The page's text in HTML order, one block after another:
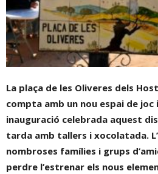
La plaça de les Oliveres dels
compta amb un nou espai de
inauguració celebrada aquest
tarda amb tallers i xocolatada.
nombroses famílies i grups
perdre l’estrenar els nous